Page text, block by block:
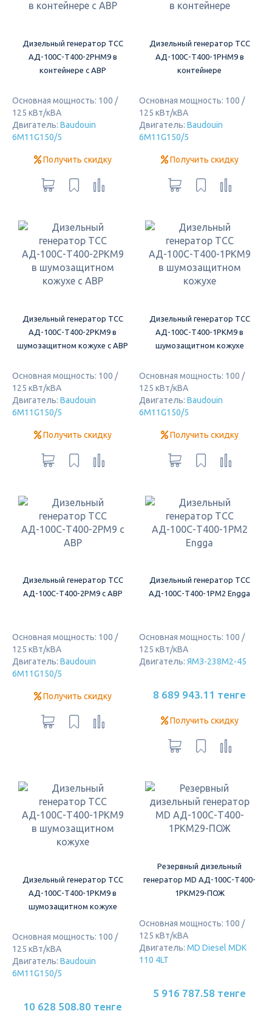
Дизельный генератор ТСС
АД-100С-Т400-2РНМ9 в
контейнере с АВР
Основная мощность: 100 /
125 кВт/кВА
Двигатель: Baudouin
6M11G150/5
Получить скидку
Дизельный генератор ТСС
АД-100С-Т400-1РНМ9 в
контейнере
Основная мощность: 100 /
125 кВт/кВА
Двигатель: Baudouin
6M11G150/5
Получить скидку
Дизельный генератор ТСС
АД-100С-Т400-2РКМ9 в
шумозащитном кожухе c АВР
Основная мощность: 100 /
125 кВт/кВА
Двигатель: Baudouin
6M11G150/5
Получить скидку
Дизельный генератор ТСС
АД-100С-Т400-1РКМ9 в
шумозащитном кожухе
Основная мощность: 100 /
125 кВт/кВА
Двигатель: Baudouin
6M11G150/5
Получить скидку
Дизельный генератор ТСС
АД-100С-Т400-2РМ9 c АВР
Основная мощность: 100 /
125 кВт/кВА
Двигатель: Baudouin
6M11G150/5
Получить скидку
Дизельный генератор ТСС
АД-100С-Т400-1РМ2 Engga
Основная мощность: 100 /
125 кВт/кВА
Двигатель: ЯМЗ-238М2-45
8 689 943.11 тенге
Получить скидку
Дизельный генератор ТСС
АД-100С-Т400-1РКМ9 в
шумозащитном кожухе
Основная мощность: 100 /
125 кВт/кВА
Двигатель: Baudouin
6M11G150/5
10 628 508.80 тенге
Резервный дизельный
генератор MD АД-100С-Т400-
1РКМ29-ПОЖ
Основная мощность: 100 /
125 кВт/кВА
Двигатель: MD Diesel MDK
110 4LT
5 916 787.58 тенге